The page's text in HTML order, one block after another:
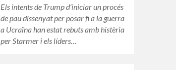
Els intents de Trump d’iniciar un procés
de pau dissenyat per posar fi a la guerra
a Ucraïna han estat rebuts amb histèria
per Starmer i els líders…